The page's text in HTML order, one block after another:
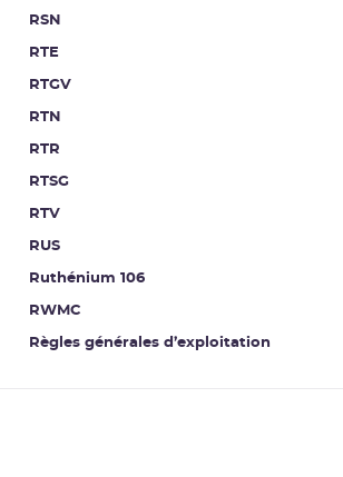
RSN
RTE
RTGV
RTN
RTR
RTSG
RTV
RUS
Ruthénium 106
RWMC
Règles générales d’exploitation